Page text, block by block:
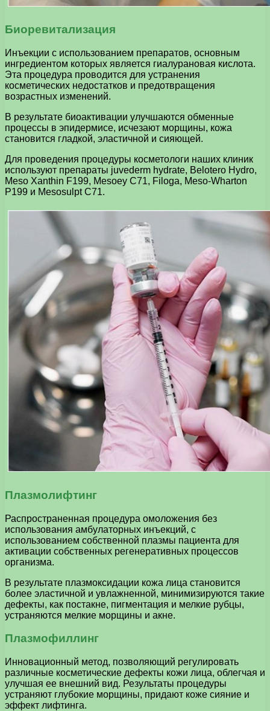
Биоревитализация
Инъекции с использованием препаратов, основным
ингредиентом которых является гиалурановая кислота.
Эта процедура проводится для устранения
косметических недостатков и предотвращения
возрастных изменений.
В результате биоактивации улучшаются обменные
процессы в эпидермисе, исчезают морщины, кожа
становится гладкой, эластичной и сияющей.
Для проведения процедуры косметологи наших клиник
используют препараты juvederm hydrate, Belotero Hydro,
Meso Xanthin F199, Mesoey C71, Filoga, Meso-Wharton
P199 и Mesosulpt C71.
Плазмолифтинг
Распространенная процедура омоложения без
использования амбулаторных инъекций, с
использованием собственной плазмы пациента для
активации собственных регенеративных процессов
организма.
В результате плазмоксидации кожа лица становится
более эластичной и увлажненной, минимизируются такие
дефекты, как постакне, пигментация и мелкие рубцы,
устраняются мелкие морщины и акне.
Плазмофиллинг
Инновационный метод, позволяющий регулировать
различные косметические дефекты кожи лица, облегчая и
улучшая ее внешний вид. Результаты процедуры
устраняют глубокие морщины, придают коже сияние и
эффект лифтинга.